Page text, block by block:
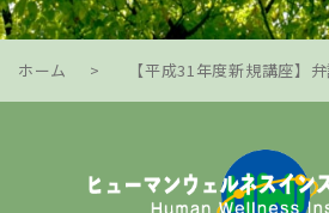
ホーム > 【平成31年度新規講座】